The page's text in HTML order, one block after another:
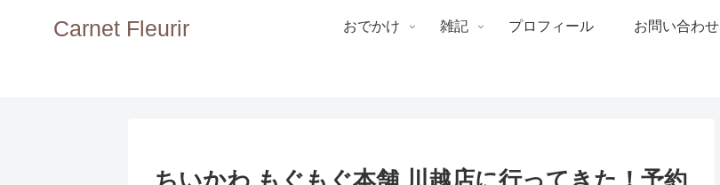
Carnet Fleurir おでかけ 雑記 プロフィール お問い合わせ
ちいかわ もぐもぐ本舗 川越店に行ってきた！予約